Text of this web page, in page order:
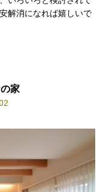
解消になれば嬉しいで
家